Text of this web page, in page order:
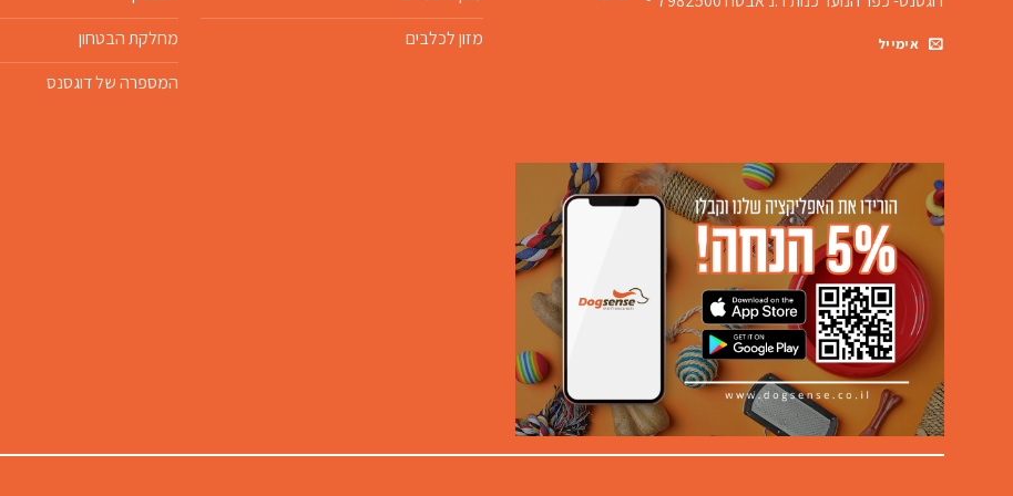
אימייל
מזון לכלבים
מחלקת הבטחון
המספרה של דוגסנס